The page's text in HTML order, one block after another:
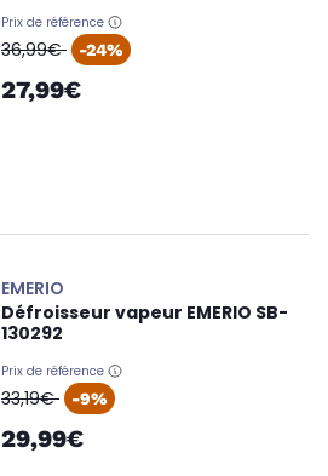
Prix de référence
oldPrice
36,99€ -24%
27,99€
EMERIO
Défroisseur vapeur EMERIO SB-
130292
Prix de référence
oldPrice
33,19€ -9%
29,99€